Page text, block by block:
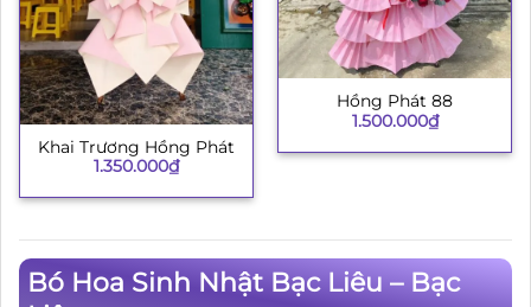
Khai Trương Hồng Phát
1.350.000₫
Hồng Phát 88
1.500.000₫
Bó Hoa Sinh Nhật Bạc Liêu – Bạc